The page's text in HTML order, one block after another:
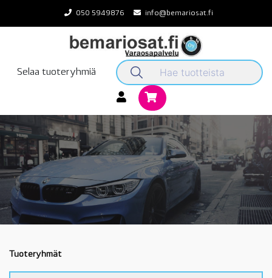
content
050 5949876 info@bemariosat.fi
Selaa tuoteryhmiä
Tuoteryhmät